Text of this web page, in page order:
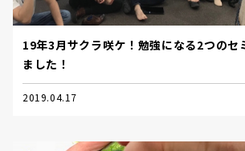
19年3月サクラ咲ケ！勉強になる2つのセ
ました！
2019.04.17